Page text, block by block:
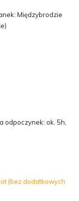
Międzybrodzie
odpoczynek: ok. 5h,
(bez dodatkowych